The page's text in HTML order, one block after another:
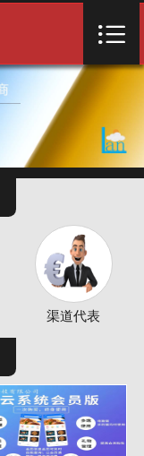
关于我们
产品项目
客户案例
常用下载
招贤纳士
联系我们

渠道代表